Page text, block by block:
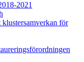
2021
för